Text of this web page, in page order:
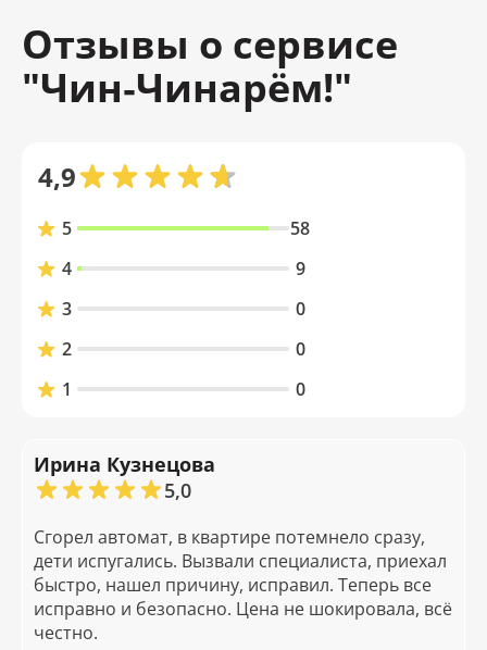
Отзывы о сервисе
"Чин‑Чинарём!"
4,9
5
58
4
9
3
0
2
0
1
0
Ирина Кузнецова
5,0
Сгорел автомат, в квартире потемнело сразу,
дети испугались. Вызвали специалиста, приехал
быстро, нашел причину, исправил. Теперь все
исправно и безопасно. Цена не шокировала, всё
честно.